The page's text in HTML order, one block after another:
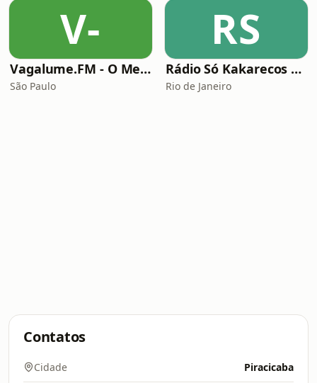
V-
Vagalume.FM - O Melhor de Coldplay
São Paulo
RS
Rádio Só Kakarecos Classic Rock
Rio de Janeiro
Contatos
Cidade Piracicaba